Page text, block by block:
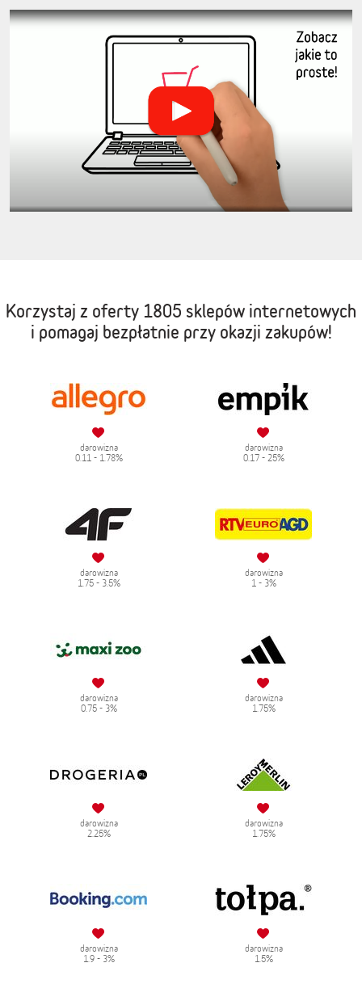
Korzystaj z oferty 1805 sklepów internetowych
i pomagaj bezpłatnie przy okazji zakupów!
darowizna
0.11 - 1.78%
darowizna
0.17 - 25%
darowizna
1.75 - 3.5%
darowizna
1 - 3%
darowizna
0.75 - 3%
darowizna
1.75%
darowizna
2.25%
darowizna
1.75%
darowizna
1.9 - 3%
darowizna
1.5%